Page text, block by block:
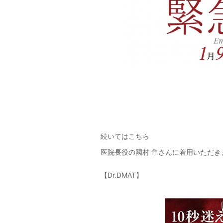
続いてはこちら
医院長役の國村 隼さんに着用いただき
【Dr.DMAT】